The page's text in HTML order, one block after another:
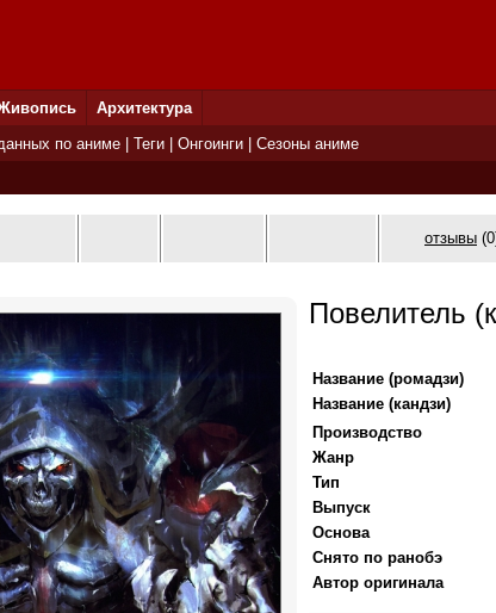
Архитектура
по аниме Теги Онгоинги Сезоны аниме
отзывы
Повелитель
Название (ромадзи)
Название (кандзи)
Производство
Жанр
Тип
Выпуск
Основа
Снято по ранобэ
Автор оригинала